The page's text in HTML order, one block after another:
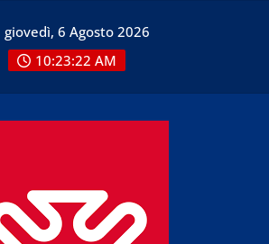
giovedì, 6 Agosto 2026
10:23:22 AM